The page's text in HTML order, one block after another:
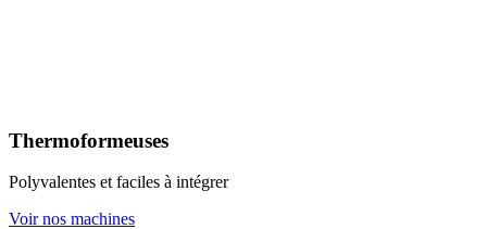
Thermoformeuses
Polyvalentes et faciles à intégrer
Voir nos machines